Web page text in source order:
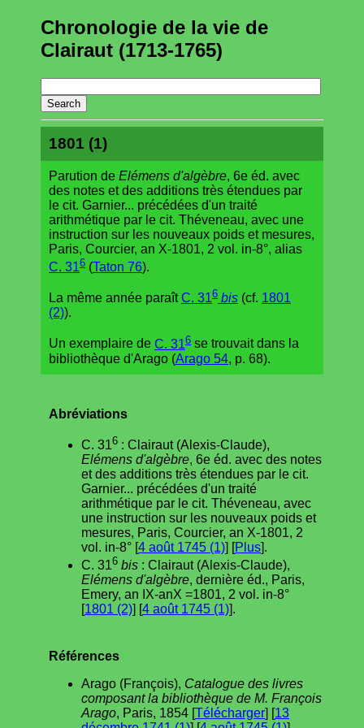
Chronologie de la vie de
Clairaut (1713-1765)
1801 (1)
Parution de Elémens d'algèbre, 6e éd. avec
des notes et des additions très étendues par
le cit. Garnier... précédées d'un traité
arithmétique par le cit. Théveneau, avec une
instruction sur les nouveaux poids et mesures,
Paris, Courcier, an X-1801, 2 vol. in-8°, alias
C. 316 (Taton 76).
La même année paraîtC. 316 bis (cf. 1801
(2)).
Un exemplaire de C. 316 se trouvait dans la
bibliothèque d'Arago (Arago 54, p. 68).
Abréviations
C. 316 : Clairaut (Alexis-Claude),
Elémens d'algèbre, 6e éd. avec des notes
et des additions très étendues par le cit.
Garnier... précédées d'un traité
arithmétique par le cit. Théveneau, avec
une instruction sur les nouveaux poids et
mesures, Paris, Courcier, an X-1801, 2
vol. in-8° [4 août 1745 (1)] [Plus].
C. 316 bis : Clairaut (Alexis-Claude),
Elémens d'algèbre, dernière éd., Paris,
Emery, an IX-anX =1801, 2 vol. in-8°
1801 (2) 4 août 1745 (1) ].
Références
Arago (François), Catalogue des livres
composant la bibliothèque de M. François
Arago, Paris, 1854 [ Télécharger
13